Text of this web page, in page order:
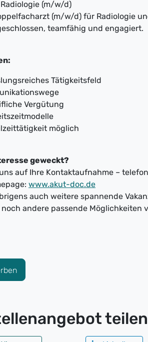
(m/w/d)
(m/w/d) für Radiologie
teamfähig und engagiert.
Tätigkeitsfeld
Vergütung
möglich
geweckt?
auf Ihre Kontaktaufnahme –
www.akut-doc.de
auch weitere spannende
andere passende Möglichkeiten
teilen